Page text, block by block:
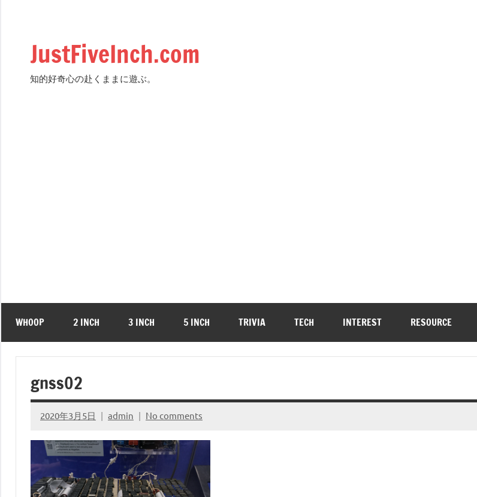
JustFiveInch.com
知的好奇心の赴くままに遊ぶ。
WHOOP 2 INCH 3 INCH 5 INCH TRIVIA TECH INTEREST RESOURCE
gnss02
2020年3月5日 admin No comments